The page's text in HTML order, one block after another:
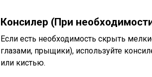
Консилер (При
Если есть необходимость скрыть
глазами, прыщики), используйте
или кистью.